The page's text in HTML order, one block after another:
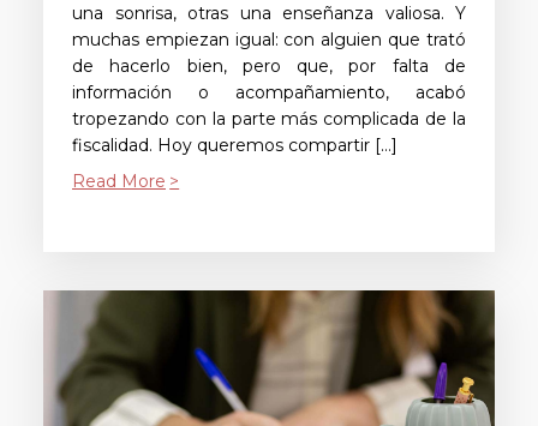
una sonrisa, otras una enseñanza valiosa. Y
muchas empiezan igual: con alguien que trató
de hacerlo bien, pero que, por falta de
información o acompañamiento, acabó
tropezando con la parte más complicada de la
fiscalidad. Hoy queremos compartir […]
Read More